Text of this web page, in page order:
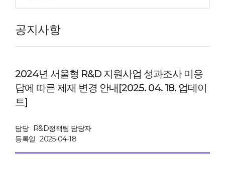
공지사항
2024년 서울형 R&D 지원사업 성과조사 미응
답에 따른 제재 변경 안내[2025. 04. 18. 업데이
트]
담당
R&D정책팀 담당자
등록일 2025-04-18